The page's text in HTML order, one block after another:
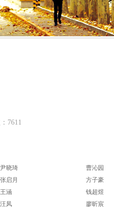
7611
尹晓琦 曹沁园
张启月 方子豪
王涵 钱超煜
汪凤 廖昕宸